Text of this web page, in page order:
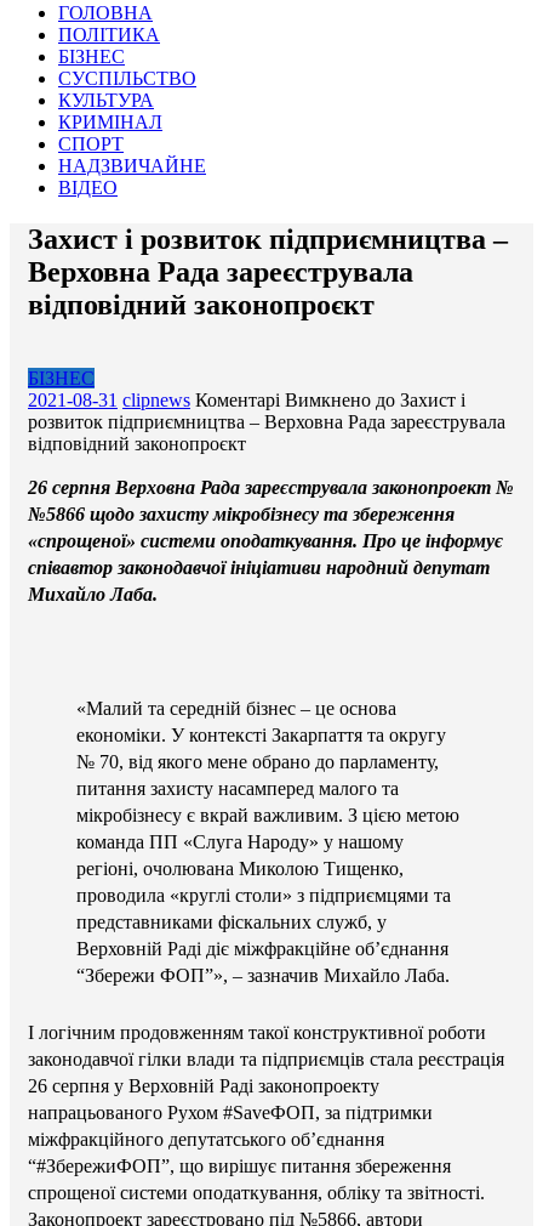
ГОЛОВНА
ПОЛІТИКА
БІЗНЕС
СУСПІЛЬСТВО
КУЛЬТУРА
КРИМІНАЛ
СПОРТ
НАДЗВИЧАЙНЕ
ВІДЕО
Захист і розвиток підприємництва –
Верховна Рада зареєструвала
відповідний законопроєкт
БІЗНЕС
2021-08-31 clipnews Коментарі Вимкнено до Захист і
розвиток підприємництва – Верховна Рада зареєструвала
відповідний законопроєкт
26 серпня Верховна Рада зареєструвала законопроект №
№5866 щодо захисту мікробізнесу та збереження
«спрощеної» системи оподаткування. Про це інформує
співавтор законодавчої ініціативи народний депутат
Михайло Лаба.
«Малий та середній бізнес – це основа
економіки. У контексті Закарпаття та округу
№ 70, від якого мене обрано до парламенту,
питання захисту насамперед малого та
мікробізнесу є вкрай важливим. З цією метою
команда ПП «Слуга Народу» у нашому
регіоні, очолювана Миколою Тищенко,
проводила «круглі столи» з підприємцями та
представниками фіскальних служб, у
Верховній Раді діє міжфракційне об’єднання
“Збережи ФОП”», – зазначив Михайло Лаба.
І логічним продовженням такої конструктивної роботи
законодавчої гілки влади та підприємців стала реєстрація
26 серпня у Верховній Раді законопроекту
напрацьованого Рухом #SaveФОП, за підтримки
міжфракційного депутатського об’єднання
“#ЗбережиФОП”, що вирішує питання збереження
спрощеної системи оподаткування, обліку та звітності.
Законопроект зареєстровано під №5866, автори